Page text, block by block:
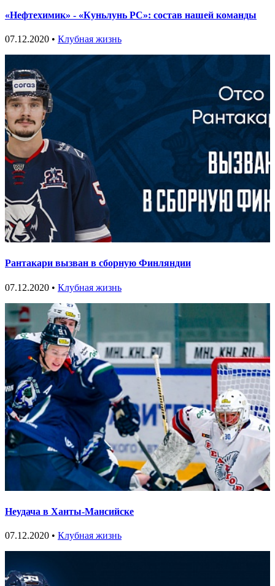
«Нефтехимик» - «Куньлунь РС»: состав нашей команды
07.12.2020 • Клубная жизнь
Рантакари вызван в сборную Финляндии
07.12.2020 • Клубная жизнь
Неудача в Ханты-Мансийске
07.12.2020 • Клубная жизнь